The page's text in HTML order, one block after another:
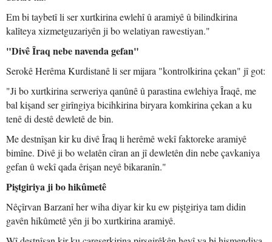
Em bi taybetî li ser xurtkirina ewlehî û aramiyê û bilindkirina
kalîteya xizmetguzariyên ji bo welatiyan rawestiyan."
"Divê Îraq nebe navenda gefan"
Serokê Herêma Kurdistanê li ser mijara "kontrolkirina çekan" jî got:
"Ji bo xurtkirina serweriya qanûnê û parastina ewlehiya Îraqê, me
bal kişand ser girîngiya bicihkirina biryara komkirina çekan a ku
tenê di destê dewletê de bin.
Me destnîşan kir ku divê Îraq li herêmê wekî faktoreke aramiyê
bimîne. Divê ji bo welatên cîran an jî dewletên din nebe çavkaniya
gefan û wekî qada êrişan neyê bikaranîn."
Piştgiriya ji bo hikûmetê
Nêçîrvan Barzanî her wiha diyar kir ku ew piştgiriya tam didin
gavên hikûmetê yên ji bo xurtkirina aramiyê.